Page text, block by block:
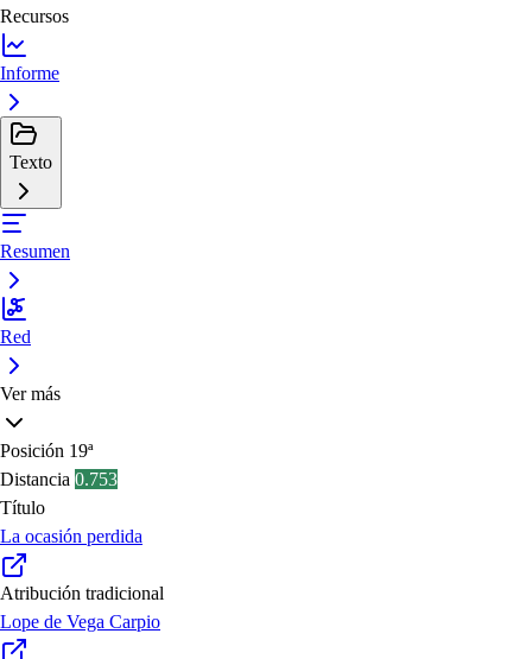
Recursos
Informe
Texto
Resumen
Red
Ver más
Posición 19ª
Distancia 0.753
Título
La ocasión perdida
Atribución tradicional
Lope de Vega Carpio